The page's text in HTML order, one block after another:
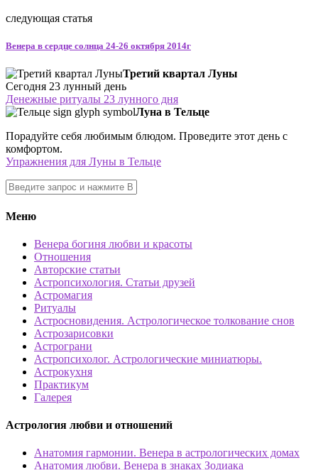
следующая статья
Венера в сердце солнца 24-26 октября 2014г
Третий квартал Луны
Сегодня 23 лунный день
Денежные ритуалы 23 лунного дня
Луна в Тельце
Порадуйте себя любимым блюдом. Проведите этот день с
комфортом.
Упражнения для Луны в Тельце
Меню
Венера богиня любви и красоты
Отношения
Авторские статьи
Астропсихология. Статьи друзей
Астромагия
Ритуалы
Астросновидения. Астрологическое толкование снов
Астрозарисовки
Астрограни
Астропсихолог. Астрологические миниатюры.
Астрокухня
Практикум
Галерея
Астрология любви и отношений
Анатомия гармонии. Венера в астрологических домах
Анатомия любви. Венера в знаках Зодиака